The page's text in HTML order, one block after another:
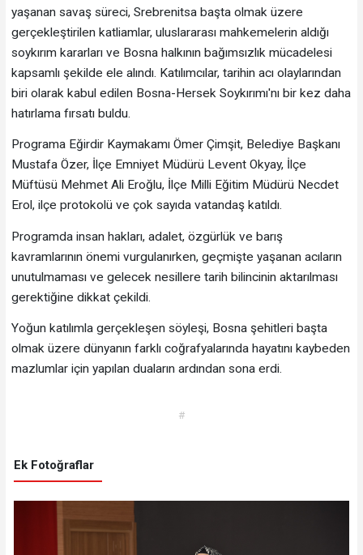
yaşanan savaş süreci, Srebrenitsa başta olmak üzere
gerçekleştirilen katliamlar, uluslararası mahkemelerin aldığı
soykırım kararları ve Bosna halkının bağımsızlık mücadelesi
kapsamlı şekilde ele alındı. Katılımcılar, tarihin acı olaylarından
biri olarak kabul edilen Bosna-Hersek Soykırımı'nı bir kez daha
hatırlama fırsatı buldu.
Programa Eğirdir Kaymakamı Ömer Çimşit, Belediye Başkanı
Mustafa Özer, İlçe Emniyet Müdürü Levent Okyay, İlçe
Müftüsü Mehmet Ali Eroğlu, İlçe Milli Eğitim Müdürü Necdet
Erol, ilçe protokolü ve çok sayıda vatandaş katıldı.
Programda insan hakları, adalet, özgürlük ve barış
kavramlarının önemi vurgulanırken, geçmişte yaşanan acıların
unutulmaması ve gelecek nesillere tarih bilincinin aktarılması
gerektiğine dikkat çekildi.
Yoğun katılımla gerçekleşen söyleşi, Bosna şehitleri başta
olmak üzere dünyanın farklı coğrafyalarında hayatını kaybeden
mazlumlar için yapılan duaların ardından sona erdi.
#
Ek Fotoğraflar